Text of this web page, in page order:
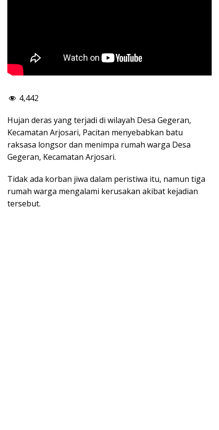
4,442
Hujan deras yang terjadi di wilayah Desa Gegeran,
Kecamatan Arjosari, Pacitan menyebabkan batu
raksasa longsor dan menimpa rumah warga Desa
Gegeran, Kecamatan Arjosari.
Tidak ada korban jiwa dalam peristiwa itu, namun tiga
rumah warga mengalami kerusakan akibat kejadian
tersebut.